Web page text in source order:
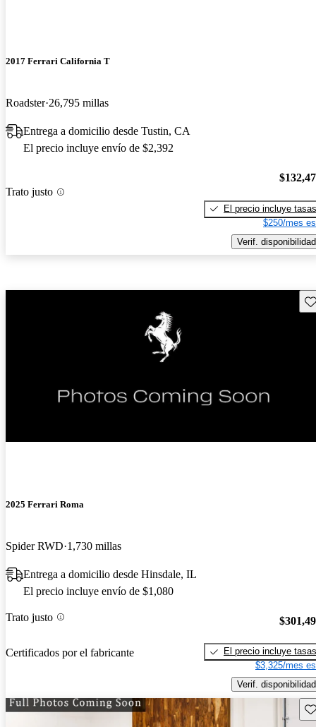
2017 Ferrari California T
Roadster 26,795 millas
Entrega a domicilio desde Tustin, CA
El precio incluye envío de $2,392
Trato justo
El precio incluye tasas
$250/mes
Verif. disponibilidad
2025 Ferrari Roma
Spider RWD 1,730 millas
Entrega a domicilio desde Hinsdale, IL
El precio incluye envío de $1,080
Trato justo
Certificados por el fabricante
El precio incluye tasas
$3,325/mes
Verif. disponibilidad